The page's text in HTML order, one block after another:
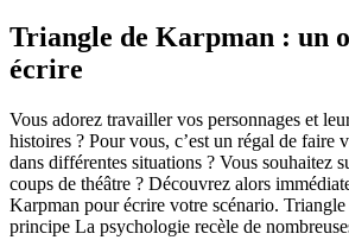
Triangle de Karpman : un
écrire
Vous adorez travailler vos personnages et
histoires ? Pour vous, c’est un régal de faire
dans différentes situations ? Vous souhaitez
coups de théâtre ? Découvrez alors
Karpman pour écrire votre scénario.
principe La psychologie recèle de